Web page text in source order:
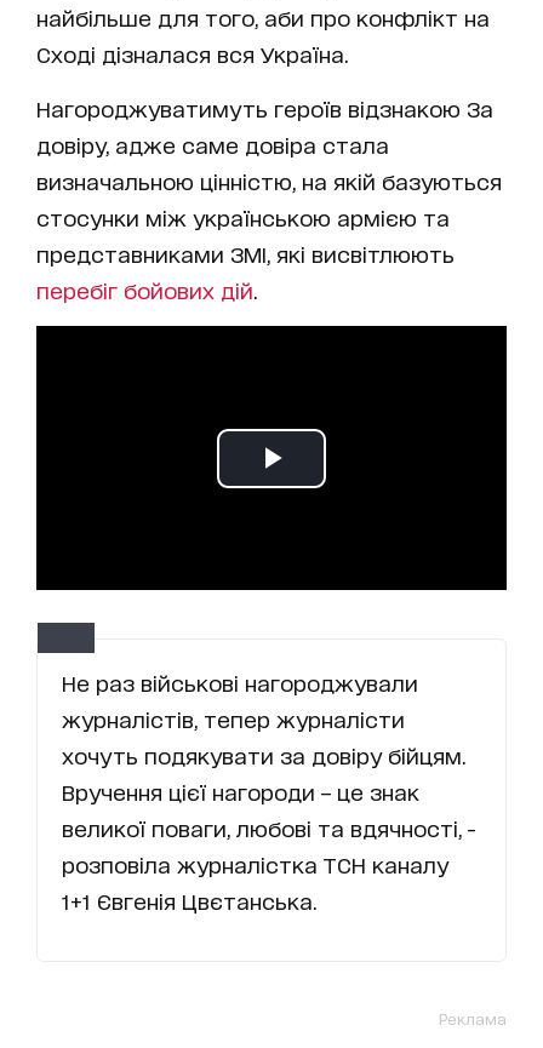
найбільше для того, аби про конфлікт на
Сході дізналася вся Україна.
Нагороджуватимуть героїв відзнакою За
довіру, адже саме довіра стала
визначальною цінністю, на якій базуються
стосунки між українською армією та
представниками ЗМІ, які висвітлюють
перебіг бойових дій
Не раз військові нагороджували
журналістів, тепер журналісти
хочуть подякувати за довіру бійцям.
Вручення цієї нагороди – це знак
великої поваги, любові та вдячності, -
розповіла журналістка ТСН каналу
1+1 Євгенія Цвєтанська.
Реклама